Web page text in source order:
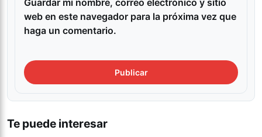
Guardar mi nombre, correo electrónico y sitio
web en este navegador para la próxima vez que
haga un comentario.
Te puede interesar